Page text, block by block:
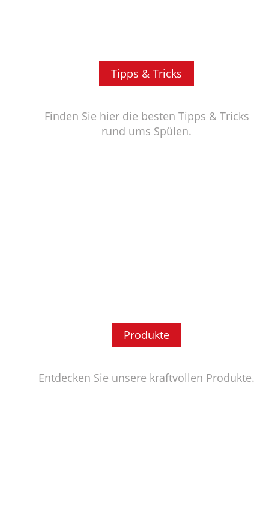
Tipps & Tricks
Finden Sie hier die besten Tipps & Tricks
rund ums Spülen.
Produkte
Entdecken Sie unsere kraftvollen Produkte.